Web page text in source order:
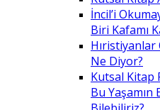
İncil’i
Biri Kafamı
Hıristiyanlar
Ne Diyor?
Kutsal Kitap
Bu Yaşamın